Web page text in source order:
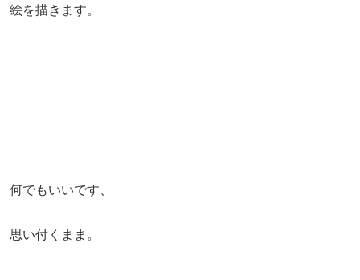
絵を描きます。
何でもいいです、
思い付くまま。